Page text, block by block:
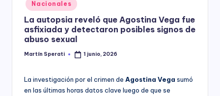
y
in
Nacionales
La autopsia reveló que Agostina Vega fue
asfixiada y detectaron posibles signos de
abuso sexual
Posted
Martín Sperati 1 junio, 2026
La investigación por el crimen de Agostina Vega sumó
en las últimas horas datos clave luego de que se